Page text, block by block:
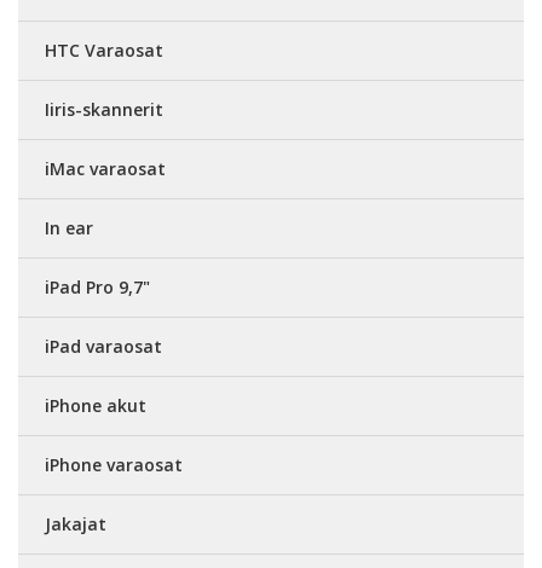
HTC Varaosat
Iiris-skannerit
iMac varaosat
In ear
iPad Pro 9,7"
iPad varaosat
iPhone akut
iPhone varaosat
Jakajat